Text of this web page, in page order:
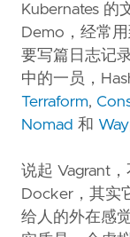
Kubernates 的
Demo，经常
要写篇日志记
中的一员，
Terraform,
Nomad 和
说起 Vagrant
Docker，其实
给人的外在感